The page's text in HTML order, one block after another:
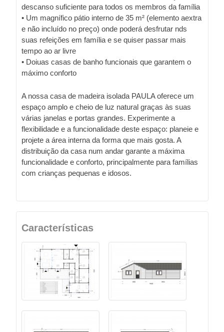
descanso suficiente para todos os membros da família
• Um magnífico pátio interno de 35 m² (elemento aextra
e não incluído no preço) onde poderá desfrutar nds
suas refeições em família e se quiser passar mais
tempo ao ar livre
• Doiuas casas de banho funcionais que garantem o
máximo conforto
A nossa casa de madeira isolada PAULA oferece um
espaço amplo e cheio de luz natural graças às suas
várias janelas e portas grandes. Experimente a
flexibilidade e a funcionalidade deste espaço: planeie e
projete a área interna da forma que mais gosta. A
distribuição da casa num andar garante a máxima
funcionalidade e conforto, principalmente para famílias
com crianças pequenas e idosos.
Características